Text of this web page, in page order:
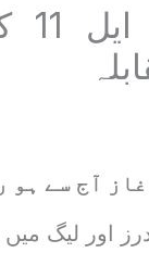
آج سے ہو
اور لیگ